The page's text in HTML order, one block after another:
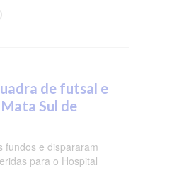
de futsal e
Sul de
fundos e dispararam
para o Hospital